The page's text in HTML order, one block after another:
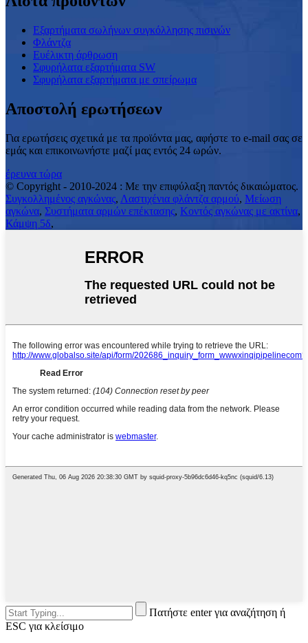
Εξαρτήματα σωλήνων συγκόλλησης πισινών
Φλάντζα
Ευέλικτη άρθρωση
Σφυρήλατα εξαρτήματα SW
Σφυρήλατα εξαρτήματα με σπείρωμα
Αποστολή ερωτήσεων
Για ερωτήσεις σχετικά με τα προϊόντα μας, αφήστε το e-mail σας σε
εμάς και επικοινωνήστε μαζί μας εντός 24 ωρών.
έρευνα τώρα
© Copyright - 2010-2024 : Με την επιφύλαξη παντός δικαιώματος.
Συγκολλημένος αγκώνας, Λαστιχένια φλάντζα αρμού, Μείωση
αγκώνα, Συστήματα αρμών επέκτασης, Κοντός αγκώνας με ακτίνα,
Κάμψη 5δ,
Πατήστε enter για αναζήτηση ή
ESC για κλείσιμο